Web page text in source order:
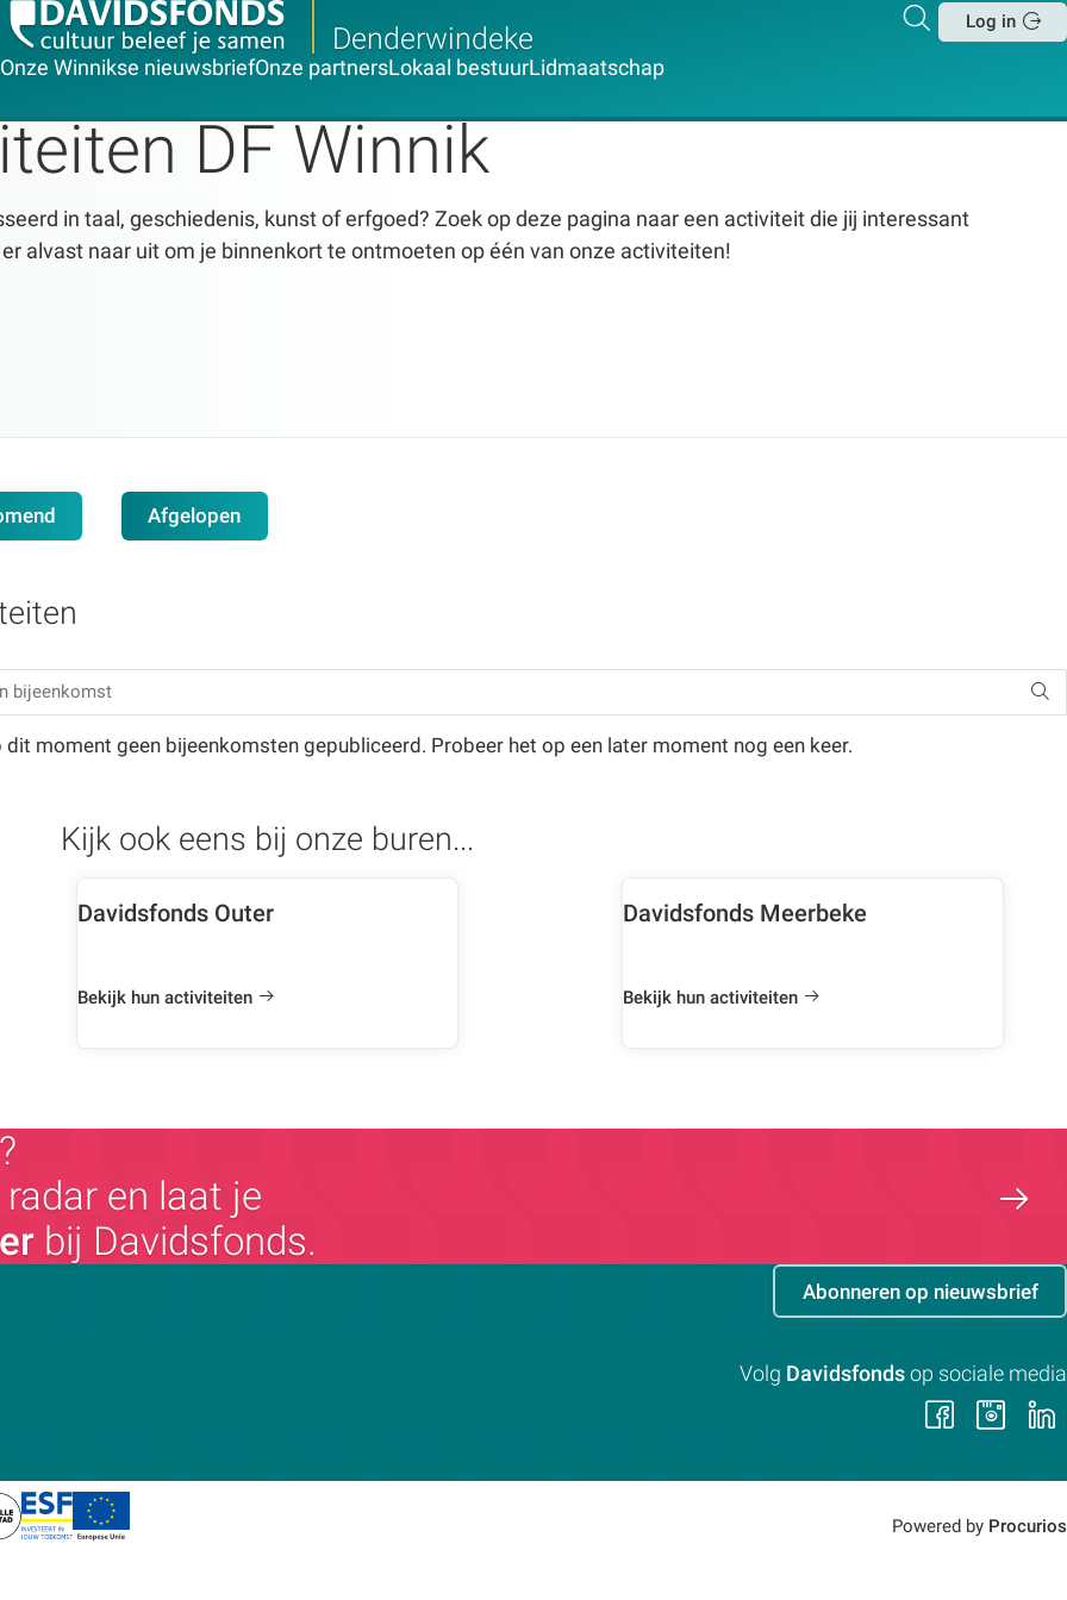
Denderwindeke
Zoeken
Log in
Onze Winnikse nieuwsbriefOnze partnersLokaal bestuurLidmaatschap
DF Winnik
in taal, geschiedenis, kunst of erfgoed? Zoek op deze pagina naar een activiteit die jij interessant
alvast naar uit om je binnenkort te ontmoeten op één van onze activiteiten!
Afgelopen
dit moment geen bijeenkomsten gepubliceerd. Probeer het op een later moment nog een keer.
Kijk ook eens bij onze buren...
Davidsfonds Outer
Bekijk hun activiteiten
Davidsfonds Meerbeke
Bekijk hun activiteiten
en laat je
bij Davidsfonds.
Abonneren op nieuwsbrief
Volg Davidsfonds op sociale media
Volg
op op
Powered by Procurios